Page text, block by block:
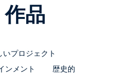
作品
いプロジェクト
ンメント
歴史的